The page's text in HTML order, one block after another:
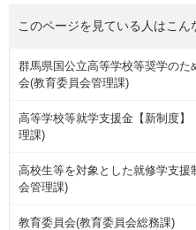
このページを見ている人はこん
群馬県国公立高等学校等奨学の
会(教育委員会管理課)
高等学校等就学支援金【新制度
理課)
高校生等を対象とした就修学支援
会管理課)
教育委員会(教育委員会総務課)